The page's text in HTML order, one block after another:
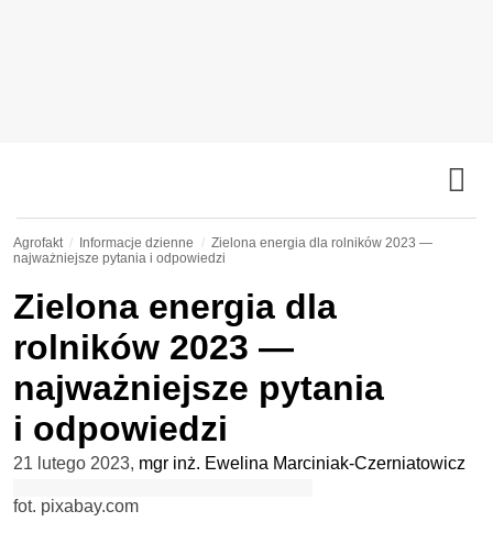
Agrofakt Informacje dzienne
Zielona energia dla rolników 2023 —
najważniejsze pytania i odpowiedzi
Zielona energia dla
rolników 2023 —
najważniejsze pytania
i odpowiedzi
21 lutego 2023, mgr inż. Ewelina Marciniak-Czerniatowicz
fot. pixabay.com